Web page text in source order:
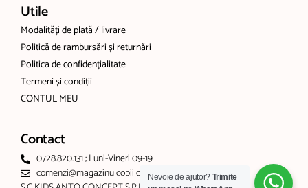
Utile
Modalități de plată / livrare
Politică de rambursări și returnări
Politica de confidențialitate
Termeni și condiții
CONTUL MEU
Contact
0728.820.131 ; Luni-Vineri 09-19
comenzi@magazinulcopiilor.comNevoie de ajutor? Trimite